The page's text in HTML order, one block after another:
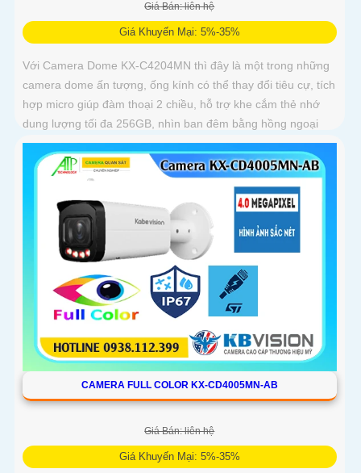
Giá Bán: liên hệ
Giá Khuyến Mại: 5%-35%
Với Camera Dome KX-C4204MN thì đây là một trong những
camera dome ấn tượng, ống kính có thể thay đổi tiêu cự, tích
hợp micro giúp đàm thoại 2 chiều, hỗ trợ khe cắm thẻ nhớ
dung lượng tối đa 256GB, nhìn ban đêm bằng hồng ngoại
lên đến 40m
CAMERA FULL COLOR KX-CD4005MN-AB
Giá Bán: liên hệ
Giá Khuyến Mại: 5%-35%